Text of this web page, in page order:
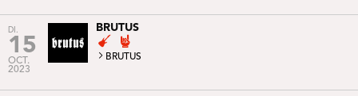
DI.
15
OCT.
2023
BRUTUS
BRUTUS